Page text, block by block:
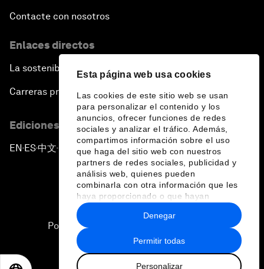
Esta página web usa cookies
Las cookies de este sitio web se usan
para personalizar el contenido y los
anuncios, ofrecer funciones de redes
sociales y analizar el tráfico. Además,
compartimos información sobre el uso
que haga del sitio web con nuestros
partners de redes sociales, publicidad y
análisis web, quienes pueden
combinarla con otra información que les
haya proporcionado o que hayan
recopilado a partir del uso que haya
hecho de sus servicios.
Permitir todas
Personalizar
Denegar
Contacte con nosotros
Enlaces directos
La sostenibilidad en el Foro
Carreras profesionales
Ediciones en otros idiomas
EN ▪ES▪中文▪ 日本語
Política de privacidad y normas de uso
Sitemap